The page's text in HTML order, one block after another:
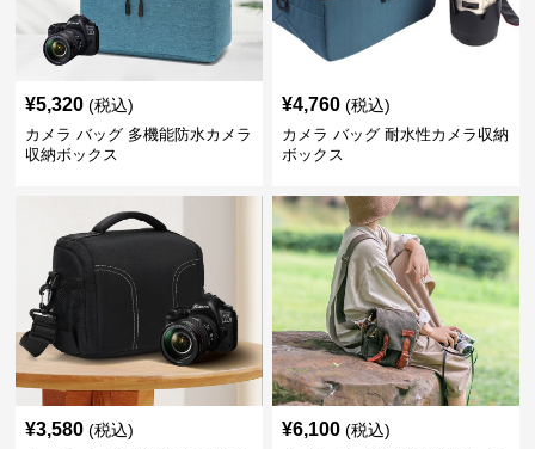
¥5,320 (税込)
カメラ バッグ 多機能防水カメラ
収納ボックス
¥4,760 (税込)
カメラ バッグ 耐水性カメラ収納
ボックス
¥3,580 (税込) ¥6,100 (税込)